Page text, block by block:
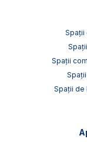
Spații
Spații
Spații de